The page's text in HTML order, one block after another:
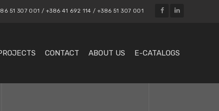
51 307 001 / +386 41 692 114 / +386 51 307 001
CONTACT ABOUT US E-CATALOGS